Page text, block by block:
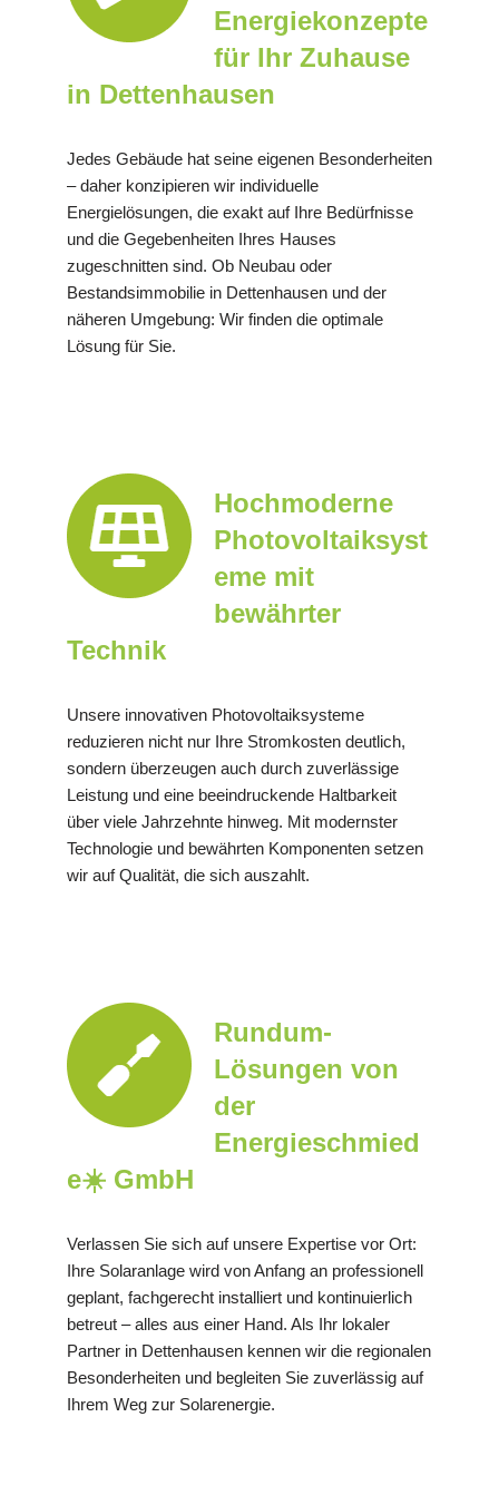
Energiekonzepte
für Ihr Zuhause
in Dettenhausen
Jedes Gebäude hat seine eigenen Besonderheiten
– daher konzipieren wir individuelle
Energielösungen, die exakt auf Ihre Bedürfnisse
und die Gegebenheiten Ihres Hauses
zugeschnitten sind. Ob Neubau oder
Bestandsimmobilie in Dettenhausen und der
näheren Umgebung: Wir finden die optimale
Lösung für Sie.
Hochmoderne
Photovoltaiksyst
eme mit
bewährter
Technik
Unsere innovativen Photovoltaiksysteme
reduzieren nicht nur Ihre Stromkosten deutlich,
sondern überzeugen auch durch zuverlässige
Leistung und eine beeindruckende Haltbarkeit
über viele Jahrzehnte hinweg. Mit modernster
Technologie und bewährten Komponenten setzen
wir auf Qualität, die sich auszahlt.
Rundum-
Lösungen von
der
Energieschmied
e☀️ GmbH
Verlassen Sie sich auf unsere Expertise vor Ort:
Ihre Solaranlage wird von Anfang an professionell
geplant, fachgerecht installiert und kontinuierlich
betreut – alles aus einer Hand. Als Ihr lokaler
Partner in Dettenhausen kennen wir die regionalen
Besonderheiten und begleiten Sie zuverlässig auf
Ihrem Weg zur Solarenergie.